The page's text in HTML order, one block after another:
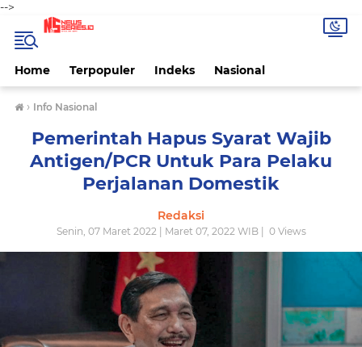
-->
Home Terpopuler Indeks Nasional
› Info Nasional
Pemerintah Hapus Syarat Wajib
Antigen/PCR Untuk Para Pelaku
Perjalanan Domestik
Redaksi
Senin, 07 Maret 2022 | Maret 07, 2022 WIB | 0Views